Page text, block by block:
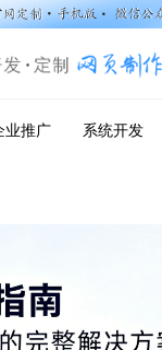
业推广 系统开发